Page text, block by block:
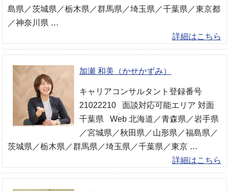
島県／茨城県／栃木県／群馬県／埼玉県／千葉県／東京都
／神奈川県 …
詳細はこちら
加瀬 和美（かせかずみ）
キャリアコンサルタント登録番号
21022210 面談対応可能エリア 対面
千葉県 Web 北海道／青森県／岩手県
／宮城県／秋田県／山形県／福島県／
茨城県／栃木県／群馬県／埼玉県／千葉県／東京 …
詳細はこちら